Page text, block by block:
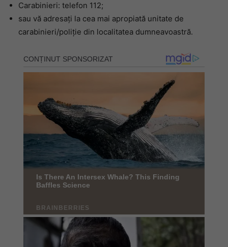
Carabinieri: telefon 112;
sau vă adresați la cea mai apropiată unitate de
carabinieri/poliție din localitatea dumneavoastră.